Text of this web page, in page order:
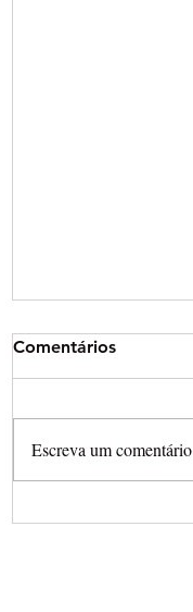
Comentários
Escreva um comentário